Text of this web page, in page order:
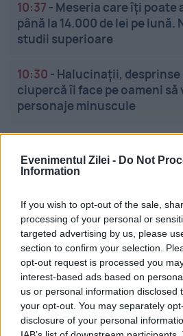
Evenimentul Zilei - Do Not
Information
If you wish to opt-out of the sale,
processing of your personal or
targeted advertising by us, please
section to confirm your selection.
opt-out request is processed you
interest-based ads based on
us or personal information disclosed
your opt-out. You may separately
disclosure of your personal
10:37 - Meseria care îți poate
până la 14.000 de lei pe lună.
studii superioare
10:30 - Halucinații, desprinse
ciupercă îi face pe oameni să
personaje minuscule
Cel mai bun portal de stiri!
Evenimentul Zilei este o
celor care apreciază știrile
Linkuri utile